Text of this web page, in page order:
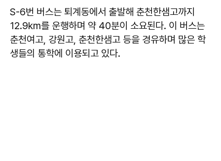
S-6번 버스는 퇴계동에서 출발해 춘천한샘고까지
12.9km를 운행하며 약 40분이 소요된다. 이 버스는
춘천여고, 강원고, 춘천한샘고 등을 경유하며 많은 학
생들의 통학에 이용되고 있다.